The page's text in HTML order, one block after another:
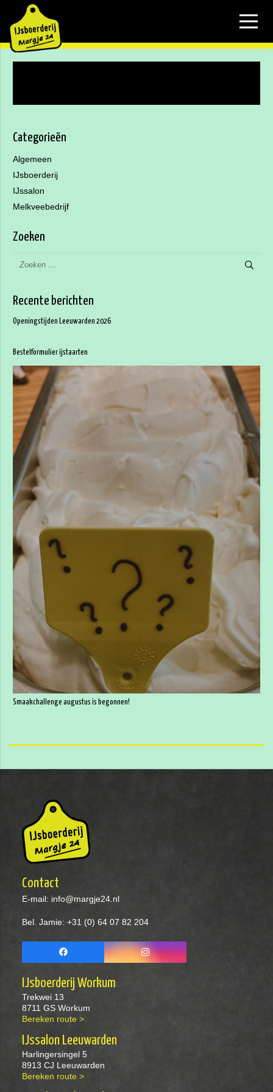
Categorieën
Algemeen
IJsboerderij
IJssalon
Melkveebedrijf
Zoeken
naar:
Recente berichten
Openingstijden Leeuwarden 2026
Bestelformulier ijstaarten
Smaakchallenge augustus is begonnen!
Contact
E-mail: info@margje24.nl
Bel. Jamie: +31 (0) 64 07 82 204
IJsboerderij Workum
Trekwei 13
8711 GS Workum
Bereken route >
IJssalon Leeuwarden
Harlingersingel 5
8913 CJ Leeuwarden
Bereken route >